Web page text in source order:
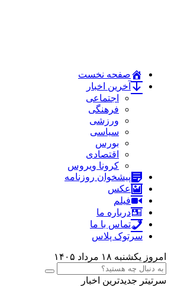
صفحه نخست
آخرین اخبار
اجتماعی
فرهنگی
ورزشی
سیاسی
بورس
اقتصادی
کرونا ویروس
پیشخوان روزنامه
عکس
فیلم
درباره ما
تماس با ما
سرتوک پلاس
امروز یکشنبه ۱۸ مرداد ۱۴۰۵
سرتیتر جدیدترین اخبار